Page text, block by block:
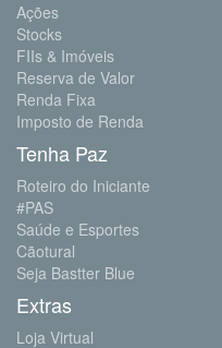
Ações
Stocks
FIIs & Imóveis
Reserva de Valor
Renda Fixa
Imposto de Renda
Tenha Paz
Roteiro do Iniciante
#PAS
Saúde e Esportes
Cãotural
Seja Bastter Blue
Extras
Loja Virtual